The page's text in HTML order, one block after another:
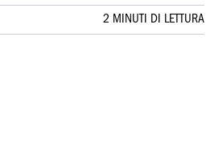
2 MINUTI DI LETTURA